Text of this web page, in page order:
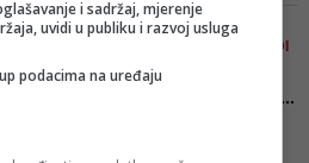
preko eksploatacije do prerade,
trajat će 30 godina
NA ISTRAŽNIM RADOVIMA
ANGAŽOVANO OKO 100 LJUDI
Zlatna groznica: Uskoro
kreće eksploatacija ruda,...
i sadržaj, mjerenje
uvidi u publiku i razvoj usluga
podacima na uređaju